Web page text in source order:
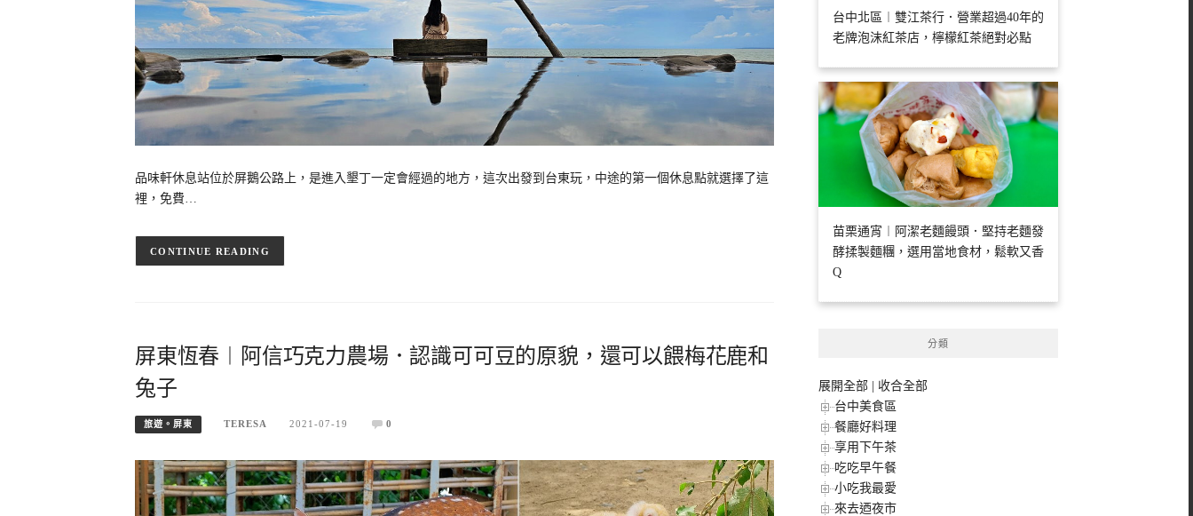
品味軒休息站位於屏鵝公路上，是進入墾丁一定會經過的地方，這次出發到台東玩，中途的第一個休息點就選擇了這
裡，免費…
CONTINUE READING
屏東恆春︱阿信巧克力農場．認識可可豆的原貌，還可以餵梅花鹿和
兔子
旅遊。屏東 TERESA 2021-07-19 0
台中北區︱雙江茶行．營業超過40年的
老牌泡沫紅茶店，檸檬紅茶絕對必點
苗栗通宵︱阿潔老麵饅頭．堅持老麵發
酵揉製麵糰，選用當地食材，鬆軟又香
Q
分類
展開全部
收合全部
台中美食區
餐廳好料理
享用下午茶
吃吃早午餐
小吃我最愛
來去迺夜市